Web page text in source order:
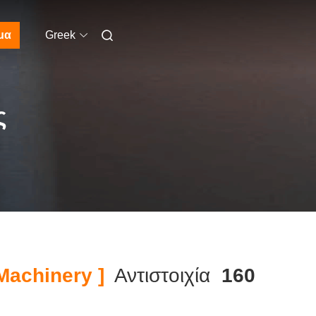
Greek
] Αντιστοιχία 160